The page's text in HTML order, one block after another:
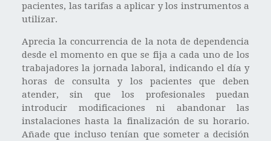
pacientes, las tarifas a aplicar y los instrumentos a
utilizar.
Aprecia la concurrencia de la nota de dependencia
desde el momento en que se fija a cada uno de los
trabajadores la jornada laboral, indicando el día y
horas de consulta y los pacientes que deben
atender, sin que los profesionales puedan
introducir modificaciones ni abandonar las
instalaciones hasta la finalización de su horario.
Añade que incluso tenían que someter a decisión